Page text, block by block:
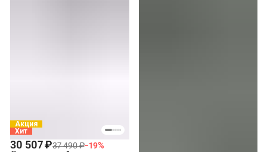
Акция
Хит
30 507 ₽37 490 ₽−19%